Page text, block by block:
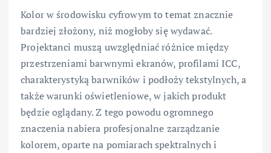
Kolor w środowisku cyfrowym to temat znacznie
bardziej złożony, niż mogłoby się wydawać.
Projektanci muszą uwzględniać różnice między
przestrzeniami barwnymi ekranów, profilami ICC,
charakterystyką barwników i podłoży tekstylnych, a
także warunki oświetleniowe, w jakich produkt
będzie oglądany. Z tego powodu ogromnego
znaczenia nabiera profesjonalne zarządzanie
kolorem, oparte na pomiarach spektralnych i